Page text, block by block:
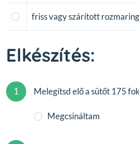
friss vagy szárított
Elkészítés:
1 Melegítsd elő a sütőt 175
Megcsináltam